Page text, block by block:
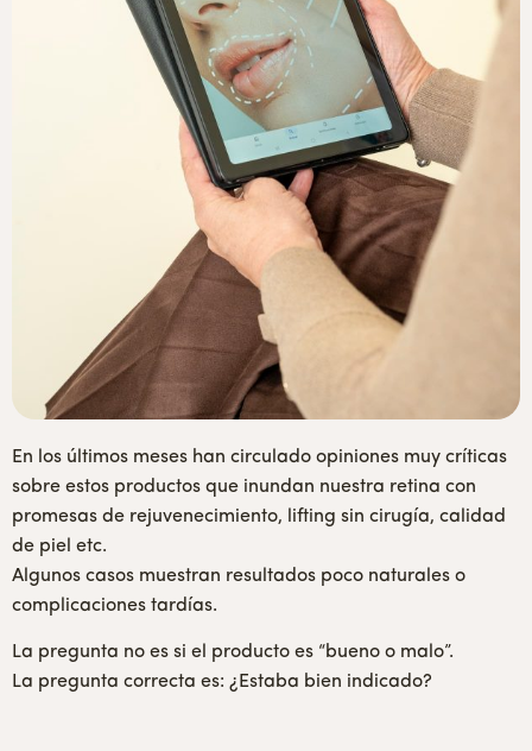
En los últimos meses han circulado opiniones muy críticas
sobre estos productos que inundan nuestra retina con
promesas de rejuvenecimiento, lifting sin cirugía, calidad
de piel etc.
Algunos casos muestran resultados poco naturales o
complicaciones tardías.
La pregunta no es si el producto es “bueno o malo”.
La pregunta correcta es: ¿Estaba bien indicado?